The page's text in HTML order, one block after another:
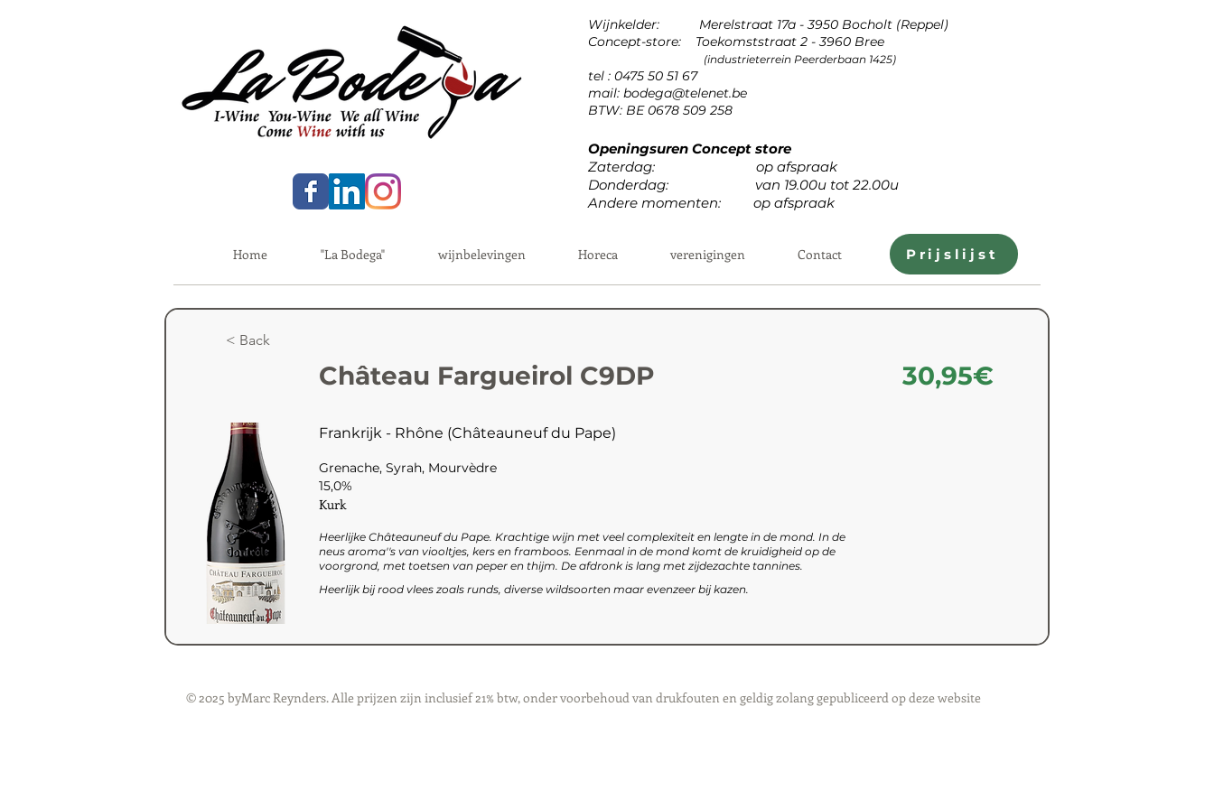
Wijnkelder: Merelstraat 17a - 3950 Bocholt (Reppel)
Concept-store: Toekomststraat 2 - 3960 Bree
(industrieterrein Peerderbaan 1425)
tel : 0475 50 51 67
mail: bodega@telenet.be
BTW: BE 0678 509 258
Openingsuren Concept store
Zaterdag: op afspraak
Donderdag: van 19.00u tot 22.00u
Andere momenten: op afspraak
Home "La Bodega" wijnbelevingen Horeca verenigingen Contact Prijslijst
< Back
Château Fargueirol C9DP
Frankrijk - Rhône (Châteauneuf du Pape)
30,95€
Grenache, Syrah, Mourvèdre
15,0%
Kurk
Heerlijke Châteauneuf du Pape. Krachtige wijn met veel complexiteit en lengte in de mond. In de
neus aroma''s van viooltjes, kers en framboos. Eenmaal in de mond komt de kruidigheid op de
voorgrond, met toetsen van peper en thijm. De afdronk is lang met zijdezachte tannines.
Heerlijk bij rood vlees zoals runds, diverse wildsoorten maar evenzeer bij kazen.
© 2025 byMarc Reynders. Alle prijzen zijn inclusief 21% btw, onder voorbehoud van drukfouten en geldig zolang gepubliceerd op deze website